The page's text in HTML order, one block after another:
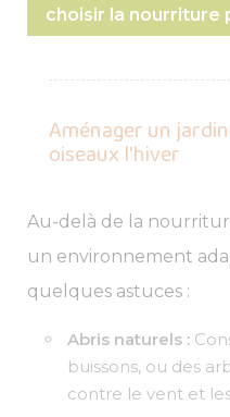
choisir la nourriture
Aménager un
oiseaux l'hiver
Au-delà de la
un environnement
quelques astuces :
Abris naturels :
buissons, ou des
contre le vent et